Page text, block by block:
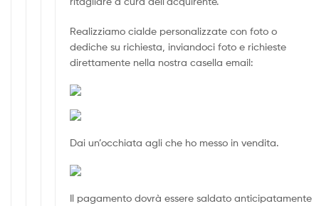
Realizziamo cialde personalizzate con foto o
dediche su richiesta, inviandoci foto e richieste
direttamente nella nostra casella email:
Dai un’occhiata agli che ho messo in vendita.
Il pagamento dovrà essere saldato anticipatamente